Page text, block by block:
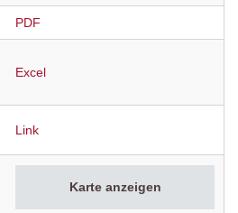
PDF
Excel
Link
Karte anzeigen